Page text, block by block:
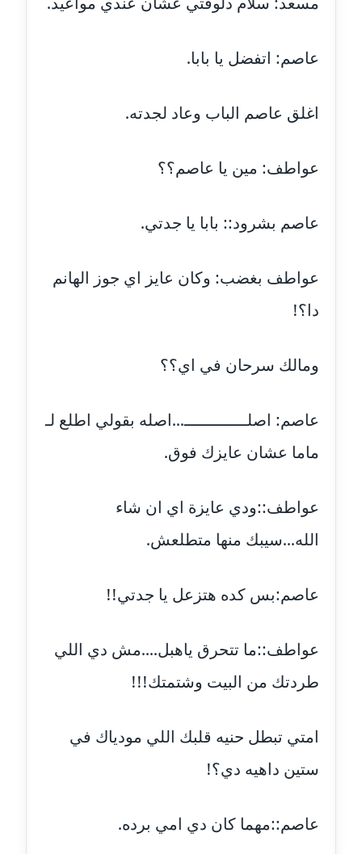
عاملة
مدونة اسيمة اسامه
مدونة أشرف القط
مدونة اشرف الكرم
مدونة اشرف النجار
عاملة
مدونة آمال صالح
عاملة
مدونة أماني بالحاج
معلق
مدونة أماني عز الدين
مدونة أمل الجزائرية
مدونة أمل الخولي
عاملة
عاملة
مدونة أمل زيادة
مدونة امل محمود
عاصم: اتفضل يا بابا.
اغلق عاصم الباب وعاد لجدته.
عواطف: مين يا عاصم؟؟
عاصم بشرود:: بابا يا جدتي.
عواطف بغضب: وكان عايز اي جوز الهانم
دا؟!
ومالك سرحان في اي؟؟
عاصم: اصلـــــــــــــ...اصله بقولي اطلع لـ
ماما عشان عايزك فوق.
عواطف::ودي عايزة اي ان شاء
الله...سيبك منها متطلعش.
عاصم:بس كده هتزعل يا جدتي!!
عواطف::ما تتحرق ياهبل....مش دي اللي
طردتك من البيت وشتمتك!!!
امتي تبطل حنيه قلبك اللي مودياك في
ستين داهيه دي؟!
عاصم::مهما كان دي امي برده.